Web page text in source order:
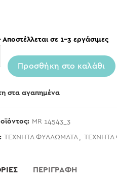
Αποστέλλεται σε 1-3 εργάσιμες
Προσθήκη στο καλάθι
στα αγαπημένα
MR 14543_3
ΤΕΧΝΗΤΑ ΦΥΛΛΩΜΑΤΑ , ΤΕΧΝΗΤΑ
ΠΕΡΙΓΡΑΦΉ